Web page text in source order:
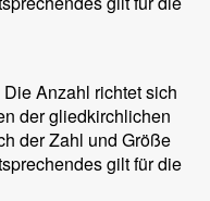
Anzahl richtet sich
der gliedkirchlichen
der Zahl und Größe
gilt für die